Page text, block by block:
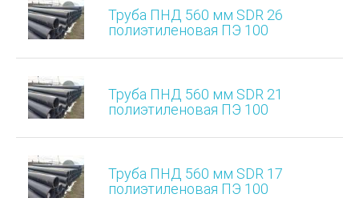
Труба ПНД 560 мм SDR 26
полиэтиленовая ПЭ 100
Труба ПНД 560 мм SDR 21
полиэтиленовая ПЭ 100
Труба ПНД 560 мм SDR 17
полиэтиленовая ПЭ 100